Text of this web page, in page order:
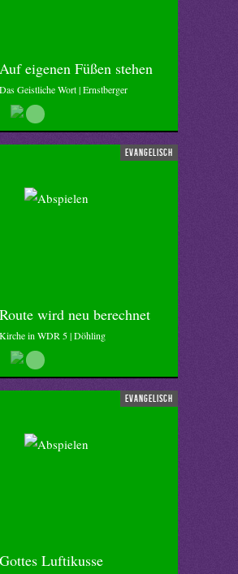
Auf eigenen Füßen stehen
Das Geistliche Wort | Ernstberger
evangelisch
Route wird neu berechnet
Kirche in WDR 5 | Döhling
evangelisch
Gottes Luftikusse